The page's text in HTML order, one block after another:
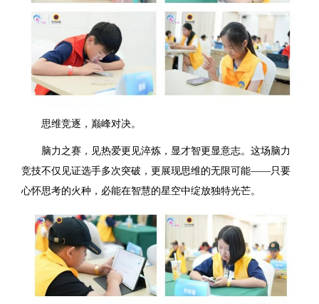
思维竞逐，巅峰对决。
脑力之赛，见热爱更见淬炼，显才智更显意志。这场脑力
竞技不仅见证选手多次突破，更展现思维的无限可能——只要
心怀思考的火种，必能在智慧的星空中绽放独特光芒。